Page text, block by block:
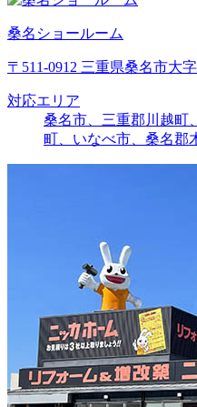
桑名ショールーム
〒511-0912 三重県桑名市大
対応エリア
桑名市、三重郡川越町
町、いなべ市、桑名郡